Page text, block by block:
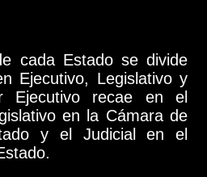
cada Estado se divide
Ejecutivo, Legislativo y
Ejecutivo recae en el
en la Cámara de
y el Judicial en el